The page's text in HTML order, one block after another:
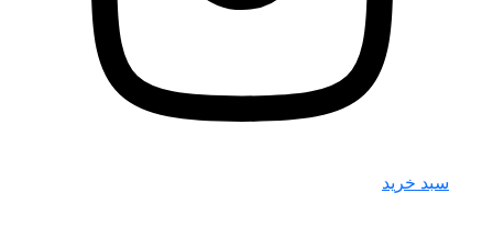
سبد خرید